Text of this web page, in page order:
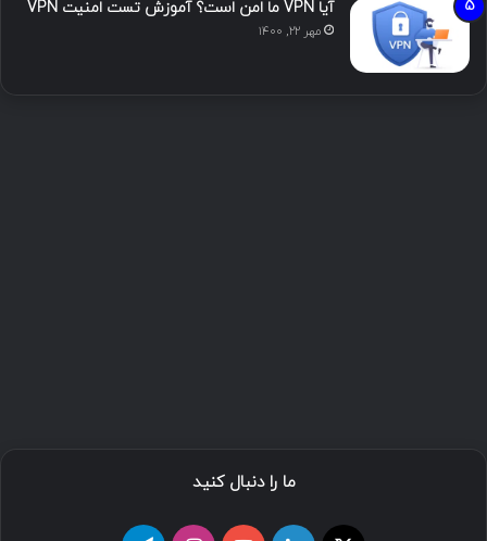
آیا VPN ما امن است؟ آموزش تست امنیت VPN
مهر ۲۲, ۱۴۰۰